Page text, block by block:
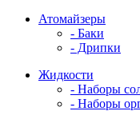
Атомайзеры
- Баки
- Дрипки
Жидкости
- Наборы
- Наборы